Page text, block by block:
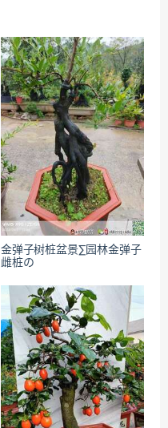
金弹子树桩盆景∑园林金弹子
雌桩の